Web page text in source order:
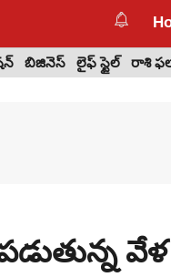
బిజినెస్ లైఫ్ స్టైల్ రాశి
పడుతున్న